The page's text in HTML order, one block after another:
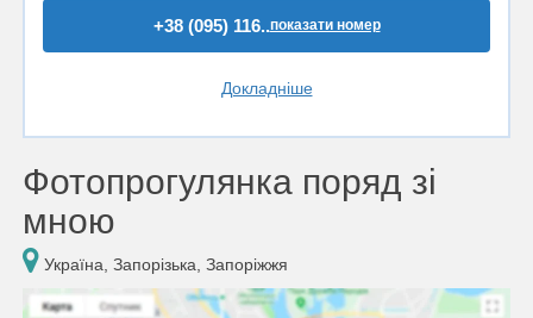
+38 (095) 116..показати номер
Докладніше
Фотопрогулянка поряд зі
мною
Україна, Запорізька, Запоріжжя